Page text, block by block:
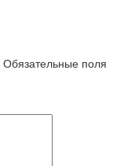
Обязательные поля